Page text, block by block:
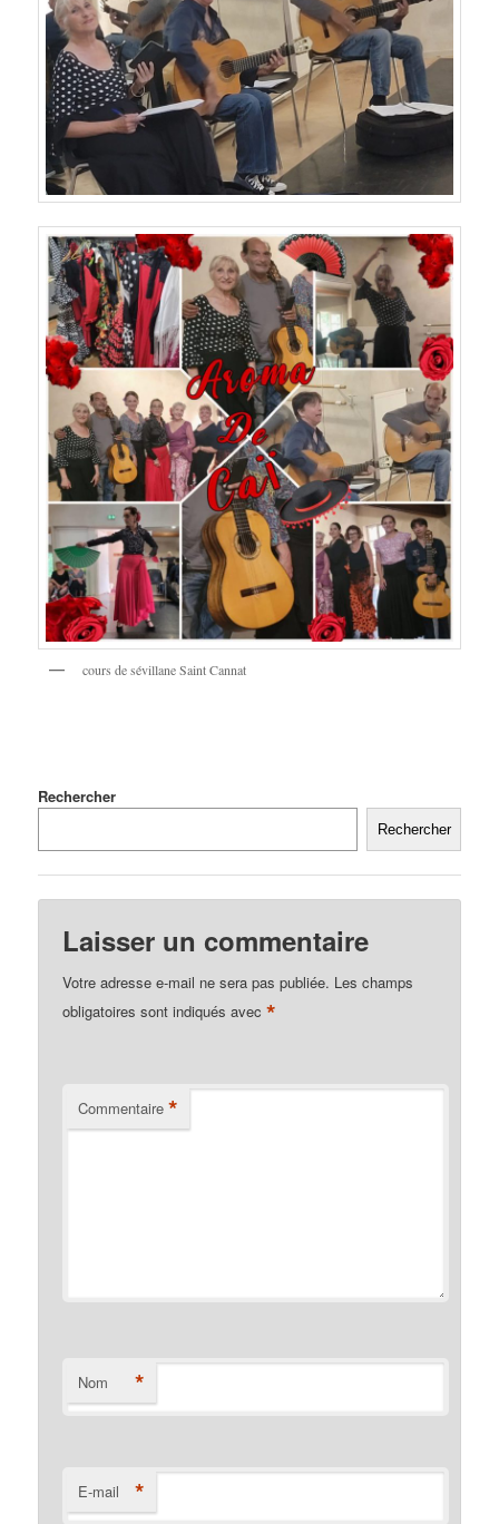
cours de sévillane Saint Cannat
Rechercher
Rechercher
Laisser un commentaire
Votre adresse e-mail ne sera pas publiée. Les champs
obligatoires sont indiqués avec*
Commentaire *
Nom *
E-mail *